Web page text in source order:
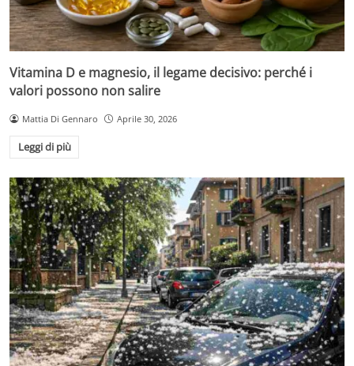
Vitamina D e magnesio, il legame decisivo: perché i
valori possono non salire
Mattia Di Gennaro Aprile 30, 2026
Leggi di più